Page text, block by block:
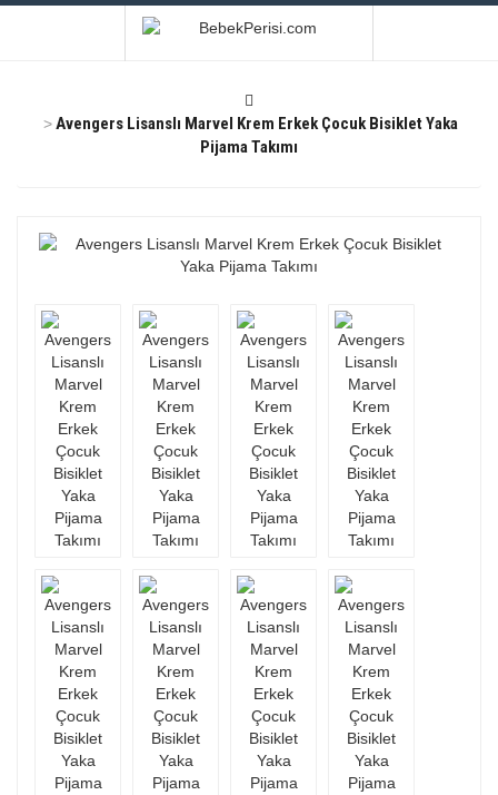
Avengers Lisanslı Marvel Krem Erkek Çocuk Bisiklet Yaka
Pijama Takımı